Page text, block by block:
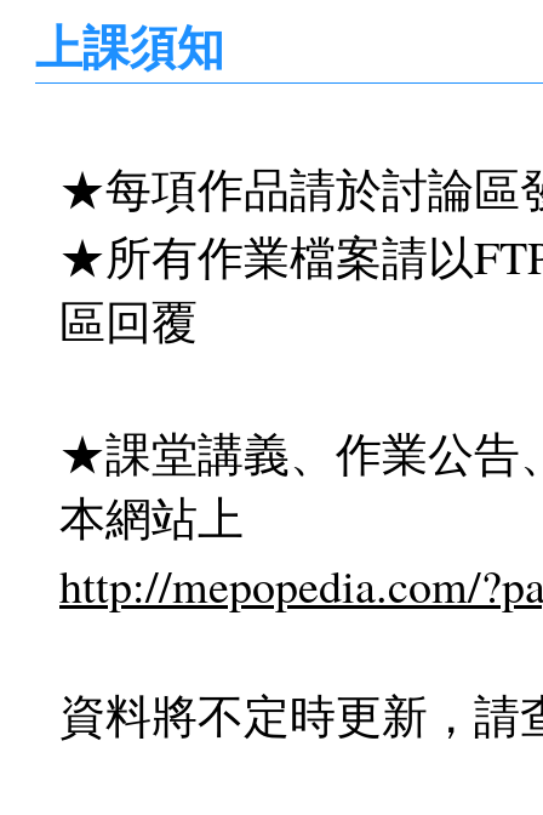
上課須知
★每項作品請於討論區
★所有作業檔案請以
區回覆
★課堂講義、作業公告
本網站上
http://mepopedia.com/
資料將不定時更新，